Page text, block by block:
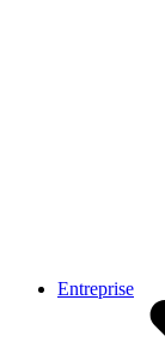
Entreprise